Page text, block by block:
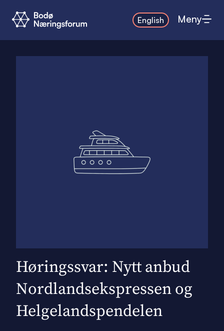
English Meny
Høringssvar: Nytt anbud
Nordlandsekspressen og
Helgelandspendelen